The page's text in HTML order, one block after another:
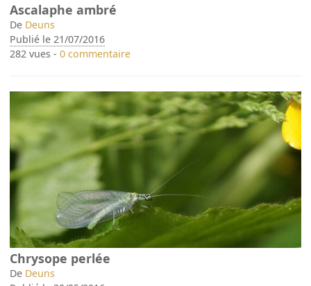
Ascalaphe ambré
De Deuns
Publié le 21/07/2016
282 vues -0 commentaire
Chrysope perlée
De Deuns